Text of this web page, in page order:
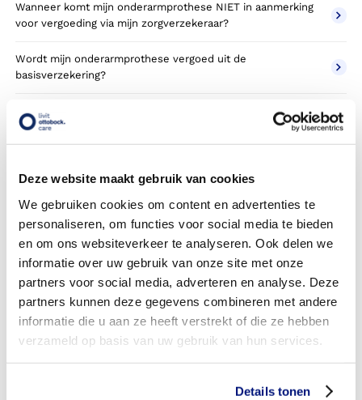
Deze website maakt gebruik van cookies
We gebruiken cookies om content en advertenties te
personaliseren, om functies voor social media te bieden
en om ons websiteverkeer te analyseren. Ook delen we
informatie over uw gebruik van onze site met onze
partners voor social media, adverteren en analyse. Deze
partners kunnen deze gegevens combineren met andere
informatie die u aan ze heeft verstrekt of die ze hebben
verzameld op basis van uw gebruik van hun services.
Details tonen
Wanneer komt mijn onderarmprothese NIET in aanmerking
voor vergoeding via mijn zorgverzekeraar?
Wordt mijn onderarmprothese vergoed uit de
basisverzekering?
Wordt mijn onderarmprothese vergoed vanuit een
aanvullende verzekering?
Zijn er ook onderarmprothesen in confectie- of standaard
uitvoeringen?
Is de onderarmprothese mijn eigendom?
Wordt de onderarmprothese geleverd onder de bruikleen
of lease regeling van uw zorgverzekering?
Wanneer mag mijn onderarmprothese vervangen worden?
toestemming nodig van mijn zorgverzekeraar?